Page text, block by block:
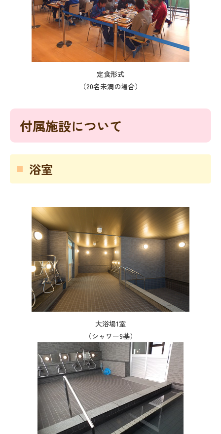
定食形式
（20名未満の場合）
付属施設について
浴室
大浴場1室
（シャワー9基）